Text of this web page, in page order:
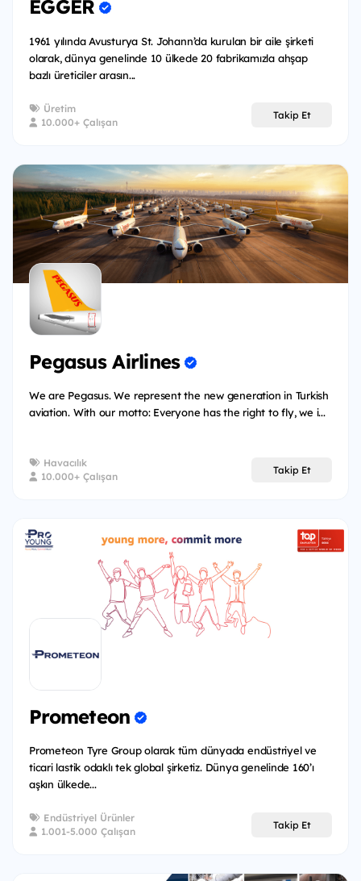
EGGER
1961 yılında Avusturya St. Johann’da kurulan bir aile şirketi
olarak, dünya genelinde 10 ülkede 20 fabrikamızla ahşap
bazlı üreticiler arasın...
Üretim
10.000+ Çalışan
Takip Et
Pegasus Airlines
We are Pegasus. We represent the new generation in Turkish
aviation. With our motto: Everyone has the right to fly, we i...
Havacılık
10.000+ Çalışan
Takip Et
Prometeon
Prometeon Tyre Group olarak tüm dünyada endüstriyel ve
ticari lastik odaklı tek global şirketiz. Dünya genelinde 160’ı
aşkın ülkede...
Endüstriyel Ürünler
1.001-5.000 Çalışan
Takip Et